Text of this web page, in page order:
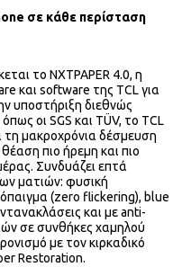
σε κάθε περίσταση
το NXTPAPER 4.0, η
και software της TCL για
υποστήριξη διεθνώς
οι SGS και TÜV, το TCL
τη μακροχρόνια δέσμευση
πιο ήρεμη και πιο
Συνδυάζει επτά
ματιών: φυσική
(zero flickering), blue
και με anti-
σε συνθήκες χαμηλού
με τον κιρκαδικό
Restoration.